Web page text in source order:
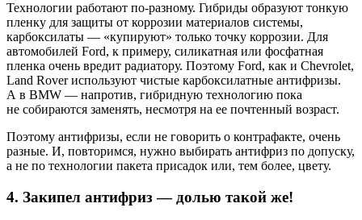
Технологии работают по-разному. Гибриды образуют тонкую
пленку для защиты от коррозии материалов системы,
карбоксилаты — «купируют» только точку коррозии. Для
автомобилей Ford, к примеру, силикатная или фосфатная
пленка очень вредит радиатору. Поэтому Ford, как и Chevrolet,
Land Rover используют чистые карбоксилатные антифризы.
А в BMW — напротив, гибридную технологию пока
не собираются заменять, несмотря на ее почтенный возраст.
Поэтому антифризы, если не говорить о контрафакте, очень
разные. И, повторимся, нужно выбирать антифриз по допуску,
а не по технологии пакета присадок или, тем более, цвету.
4. Закипел антифриз — долью такой же!